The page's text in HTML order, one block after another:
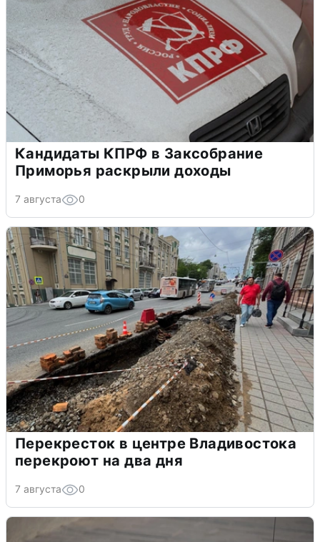
Кандидаты КПРФ в Заксобрание
Приморья раскрыли доходы
7 августа 0
Перекресток в центре Владивостока
перекроют на два дня
7 августа 0